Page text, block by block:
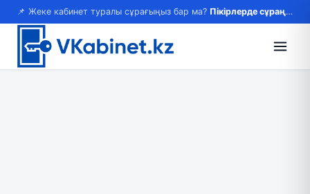
📌 Жеке кабинет туралы сұрағыңыз бар ма? Пікірлерде сұраңыз — жауап береміз!